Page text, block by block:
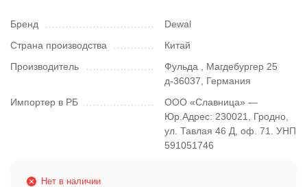
Бренд
Dewal
Страна производства
Китай
Производитель
Фульда , Магдебургер 25
д-36037, Германия
Импортер в РБ
ООО «Славница» —
Юр.Адрес: 230021, Гродно,
ул. Тавлая 46 Д, оф. 71. УНП
591051746
Нет в наличии